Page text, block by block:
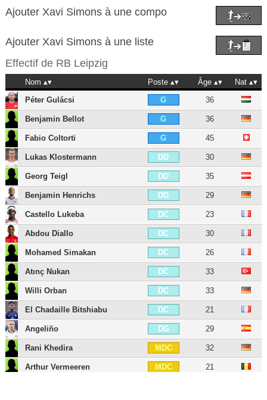
Ajouter Xavi Simons à une compo
Ajouter Xavi Simons à une liste
Effectif de RB Leipzig
Nom Poste Âge
Nat
Péter Gulácsi
G 36
Benjamin Bellot G 36
Fabio Coltorti G 45
Lukas Klostermann DD 30
Georg Teigl DD 35
Benjamin Henrichs DD 29
Castello Lukeba DC 23
Abdou Diallo DC 30
Mohamed Simakan DC 26
Atınç Nukan DC 33
Willi Orban DC 33
El Chadaille Bitshiabu DC 21
Angeliño DG 29
Rani Khedira MDC 32
Arthur Vermeeren MDC 21